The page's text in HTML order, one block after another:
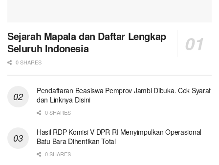
Sejarah Mapala dan Daftar Lengkap
Seluruh Indonesia
0 SHARES
Pendaftaran Beasiswa Pemprov Jambi Dibuka. Cek Syarat
dan Linknya Disini
0 SHARES
Hasil RDP Komisi V DPR RI Menyimpulkan Operasional
Batu Bara Dihentikan Total
0 SHARES